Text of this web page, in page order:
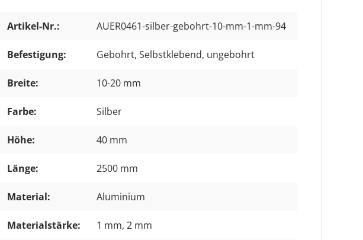
Artikel-Nr.: AUER0461-silber-gebohrt-10-mm-1-mm-94
Befestigung: Gebohrt, Selbstklebend, ungebohrt
Breite: 10-20 mm
Farbe: Silber
Höhe: 40 mm
Länge: 2500 mm
Material: Aluminium
Materialstärke: 1 mm, 2 mm